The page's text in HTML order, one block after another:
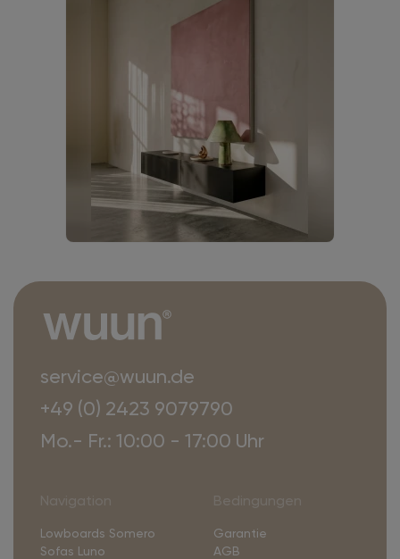
service@wuun.de
+49 (0) 2423 9079790
Mo.- Fr.: 10:00 - 17:00 Uhr
Lowboards Somero
Sofas Luno
Garantie
AGB